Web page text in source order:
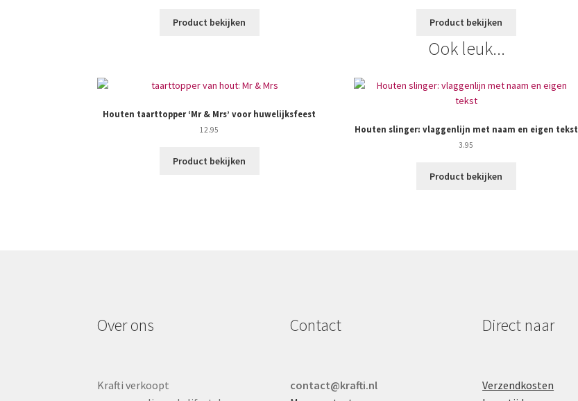
Product bekijken Product bekijken
Ook leuk...
Houten taarttopper ‘Mr & Mrs’ voor huwelijksfeest
12.95
Product bekijken
Houten slinger: vlaggenlijn met naam en eigen tekst
3.95
Product bekijken
Over ons
Krafti verkoopt
Contact
contact@krafti.nl
Direct naar
Verzendkosten